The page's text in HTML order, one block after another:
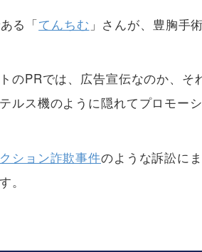
る「てんちむ 」さんが、豊胸手
のPRでは、広告宣伝なのか、
ルス機のように隠れてプロモー
ション詐欺事件のような訴訟に
。